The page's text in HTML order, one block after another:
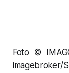
Foto ©
imagebroker/